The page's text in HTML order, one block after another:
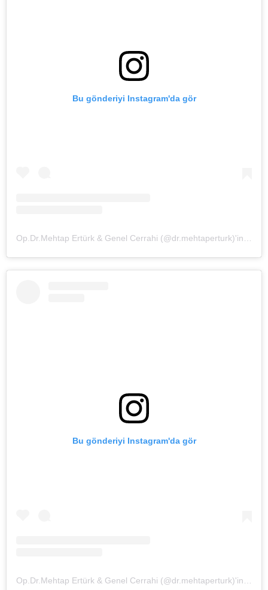
Bu gönderiyi Instagram'da gör
Bu gönderiyi Instagram'da gör
Op.Dr.Mehtap Ertürk & Genel Cerrahi (@dr.mehtaperturk)'in paylaştığı bir gönderi